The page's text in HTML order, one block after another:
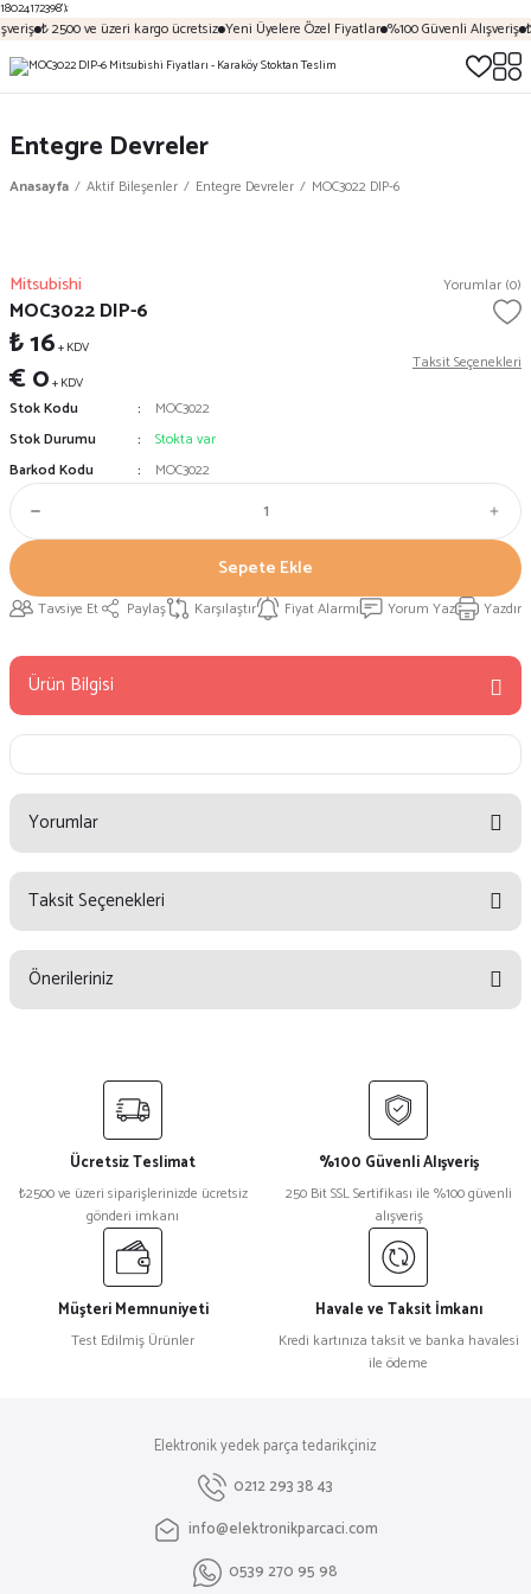
18024172398');
₺ 2500 ve üzeri kargo ücretsiz Yeni Üyelere Özel Fiyatlar %100 Güvenli Alışveriş
Entegre Devreler
Anasayfa Aktif Bileşenler Entegre Devreler MOC3022 DIP-6
Mitsubishi Yorumlar (0)
MOC3022 DIP-6
₺ 16+ KDV
€ 0+ KDV
Taksit Seçenekleri
Stok Kodu
MOC3022
Stok Durumu
Stokta var
Barkod Kodu
MOC3022
Sepete Ekle
Tavsiye Et Paylaş Karşılaştır Fiyat Alarmı Yorum Yaz Yazdır
Ürün Bilgisi
Yorumlar
Yorum Yaz
Taksit Seçenekleri
Önerileriniz
yetersiz gördüğünüz noktaları öneri formunu kullanarak tarafımıza
Görüş ve önerileriniz için teşekkür ederiz.
Ürün resmi kalitesiz, bozuk veya görüntülenemiyor.
Ürün açıklamasında eksik bilgiler bulunuyor.
Ürün bilgilerinde hatalar bulunuyor.
Ürün fiyatı diğer sitelerden daha pahalı.
Bu ürüne benzer farklı alternatifler olmalı.
Gönder
Ücretsiz Teslimat
₺2500 ve üzeri siparişlerinizde ücretsiz
gönderi imkanı
%100 Güvenli Alışveriş
250 Bit SSL Sertifikası ile %100 güvenli
alışveriş
Müşteri Memnuniyeti
Test Edilmiş Ürünler
Havale ve Taksit İmkanı
Kredi kartınıza taksit ve banka havalesi
ile ödeme
Elektronik yedek parça tedarikçiniz
0212 293 38 43
info@elektronikparcaci.com
0539 270 95 98